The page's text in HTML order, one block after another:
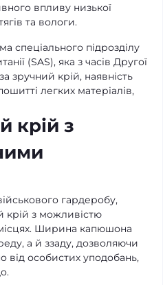
впливу низької
та вологи.
спеціального підрозділу
(SAS), яка з часів Другої
зручний крій, наявність
легких матеріалів,
крій з
гардеробу,
крій з можливістю
Ширина капюшона
а й ззаду, дозволяючи
від особистих уподобань,